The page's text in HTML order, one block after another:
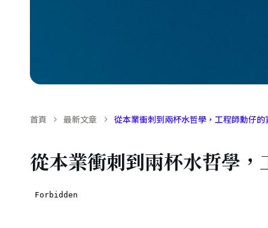
首頁 最新文章 從本業衝刺到兩杯水哲學，工程師勳仔的
從本業衝刺到兩杯水哲學